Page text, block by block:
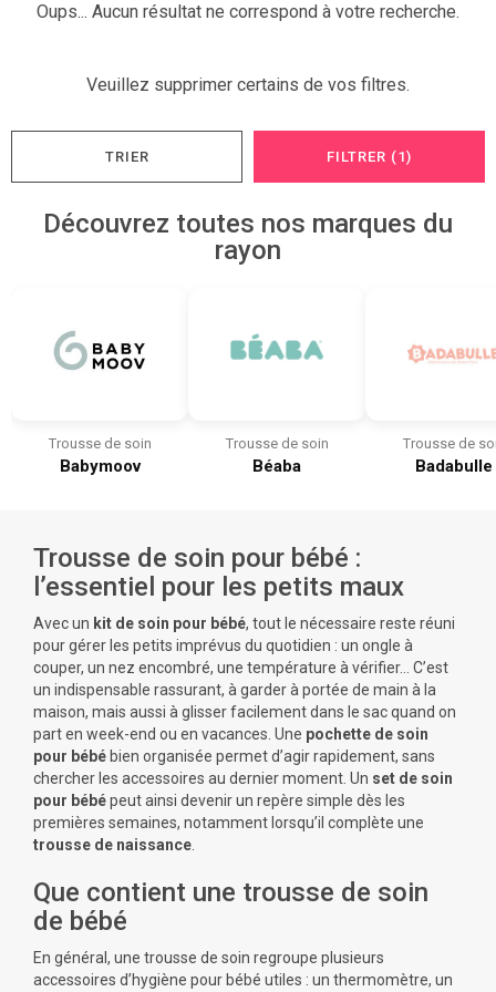
Oups... Aucun résultat ne correspond à votre recherche.
Veuillez supprimer certains de vos filtres.
TRIER FILTRER (1)
Découvrez toutes nos marques du
rayon
Trousse de soin
Babymoov
Trousse de soin
Béaba
Trousse de
Badabulle
Trousse de soin pour bébé :
l’essentiel pour les petits maux
Avec un kit de soin pour bébé, tout le nécessaire reste réuni
pour gérer les petits imprévus du quotidien : un ongle à
couper, un nez encombré, une température à vérifier… C’est
un indispensable rassurant, à garder à portée de main à la
maison, mais aussi à glisser facilement dans le sac quand on
part en week-end ou en vacances. Une pochette de soin
pour bébé bien organisée permet d’agir rapidement, sans
chercher les accessoires au dernier moment. Un set de soin
pour bébépeut ainsi devenir un repère simple dès les
premières semaines, notamment lorsqu’il complète une
trousse de naissance.
Que contient une trousse de soin
de bébé
En général, une trousse de soin regroupe plusieurs
accessoires d’hygiène pour bébé utiles : un thermomètre, un